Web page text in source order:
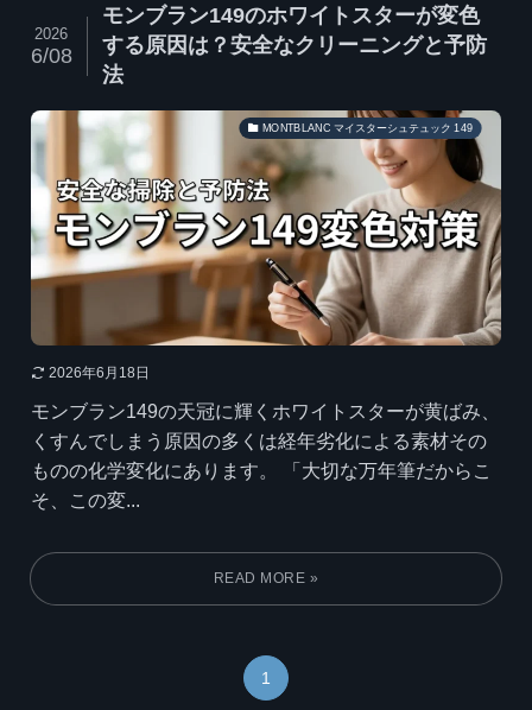
モンブラン149のホワイトスターが変色
する原因は？安全なクリーニングと予防
法
2026
6/08
MONTBLANC マイスターシュテュック 149
2026年6月18日
モンブラン149の天冠に輝くホワイトスターが黄ばみ、
くすんでしまう原因の多くは経年劣化による素材その
ものの化学変化にあります。 「大切な万年筆だからこ
そ、この変...
1